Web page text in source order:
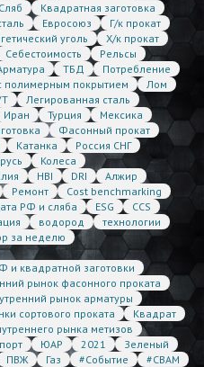
Сляб
Квадратная заготовка
Евросоюз
Г/к прокат
уголь
Х/к прокат
Себестоимость
Рельсы
ТБД
Потребление
полимерным покрытием
Лом
Легированная сталь
Иран Турция
Мексика
Фасонный прокат
Катанка
Россия СНГ
Колеса
HBI DRI
Алжир
Ремонт
Cost benchmarking
РФ и сляба ESG
CCS
водород
технологии
за неделю
и квадратной заготовки
рынок фасонного проката
рынок арматуры
сортового проката
Квадрат
рынка метизов
ЮАР 2021
Зеленый
ПВЖ Газ #Событие
#CBAM